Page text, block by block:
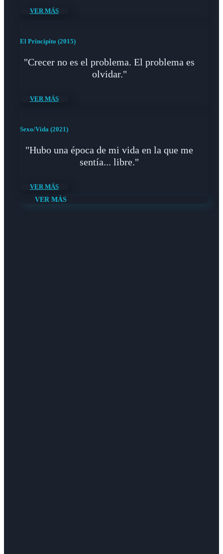
VER MÁS
El Principito (2015)
"Crecer no es el problema. El problema es
olvidar."
VER MÁS
Sexo/Vida (2021)
"Hubo una época de mi vida en la que me
sentía... libre."
VER MÁS
VER MÁS